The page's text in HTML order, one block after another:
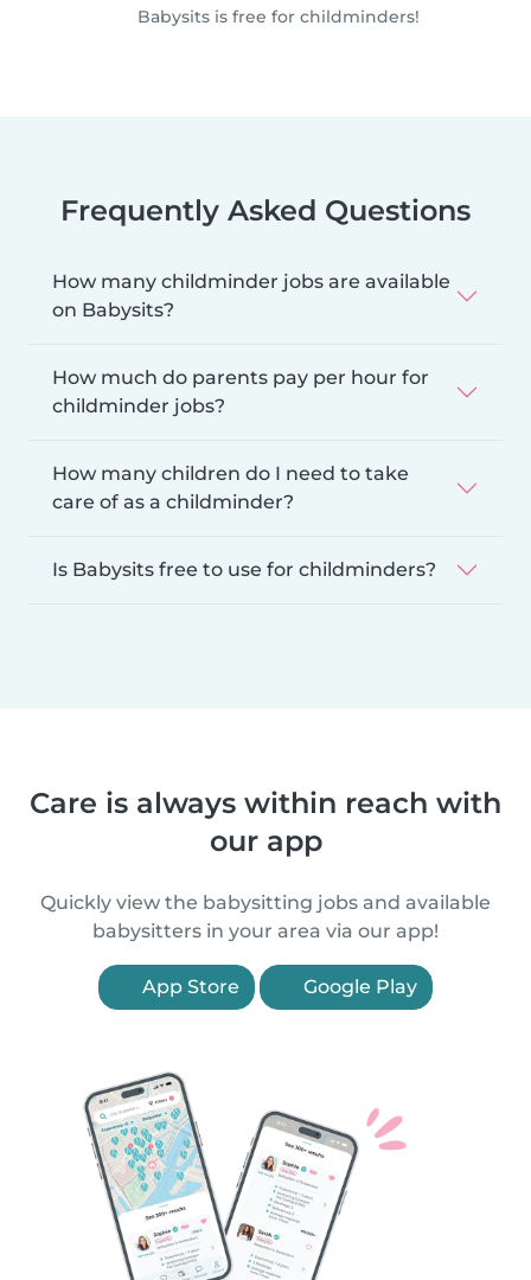
Babysits is free for childminders!
Frequently Asked Questions
How many childminder jobs are available
on Babysits?
How much do parents pay per hour for
childminder jobs?
How many children do I need to take
care of as a childminder?
Is Babysits free to use for childminders?
Care is always within reach with
our app
Quickly view the babysitting jobs and available
babysitters in your area via our app!
App Store Google Play